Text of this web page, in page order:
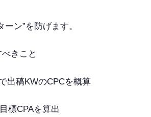
ーン”を防げます。
きこと
出稿KWのCPCを概算
標CPAを算出